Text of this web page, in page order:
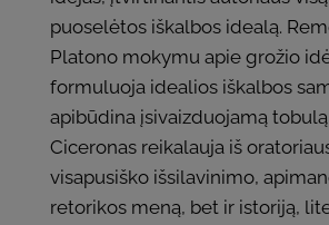
puoselėtos iškalbos idealą.
Platono mokymu apie grožio
formuluoja idealios iškalbos
apibūdina įsivaizduojamą
Ciceronas reikalauja iš
visapusiško išsilavinimo,
retorikos meną, bet ir istoriją,